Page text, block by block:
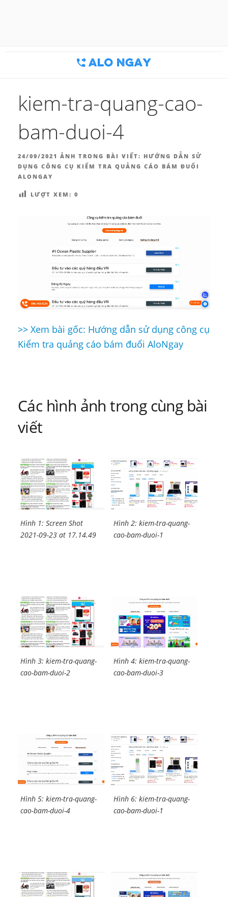
kiem-tra-quang-cao-
bam-duoi-4
ĐĂNG
TRONG
24/09/2021 ẢNH TRONG BÀI VIẾT: HƯỚNG DẪN SỬ
DỤNG CÔNG CỤ KIỂM TRA QUẢNG CÁO BÁM ĐUỔI
ALONGAY
LƯỢT XEM: 0
Điều
hướng
viết
>> Xem bài gốc: Hướng dẫn sử dụng công cụ
Kiểm tra quảng cáo bám đuổi AloNgay
Các hình ảnh trong cùng bài
viết
Hình 1: Screen Shot
2021-09-23 at 17.14.49
Hình 2: kiem-tra-quang-
cao-bam-duoi-1
Hình 3: kiem-tra-quang-
cao-bam-duoi-2
Hình 4: kiem-tra-quang-
cao-bam-duoi-3
Hình 5: kiem-tra-quang-
cao-bam-duoi-4
Hình 6: kiem-tra-quang-
cao-bam-duoi-1